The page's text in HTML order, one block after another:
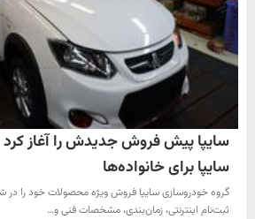
سایپا پیش فروش جدیدش را آغاز
سایپا برای خانواده‌ها
ثبت‌نام اینترنتی، زمان‌بندی، مشخصات فنی و…